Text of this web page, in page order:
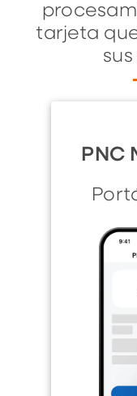
tarjeta
PNC